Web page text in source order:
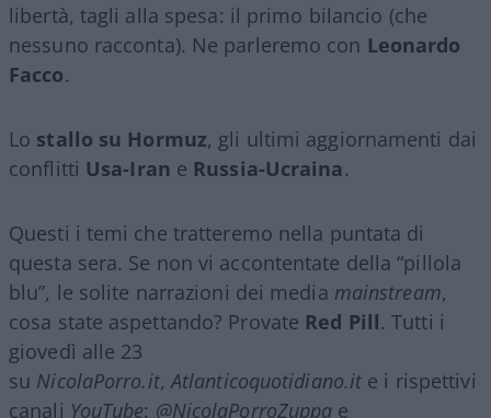
libertà, tagli alla spesa: il primo bilancio (che
nessuno racconta). Ne parleremo con Leonardo
Facco.
Lo stallo su Hormuz, gli ultimi aggiornamenti dai
conflitti Usa-Iran e Russia-Ucraina.
Questi i temi che tratteremo nella puntata di
questa sera. Se non vi accontentate della “pillola
blu”, le solite narrazioni dei media mainstream,
cosa state aspettando? Provate Red Pill. Tutti i
giovedì alle 23
su NicolaPorro.it, Atlanticoquotidiano.it e i rispettivi
canali YouTube: @NicolaPorroZuppa e